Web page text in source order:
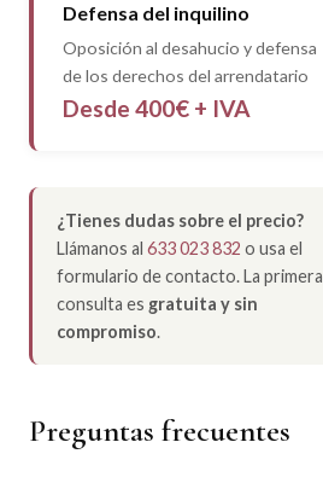
Defensa del inquilino
Oposición al desahucio y defensa
de los derechos del arrendatario
Desde 400€ + IVA
¿Tienes dudas sobre el precio?
Llámanos al 633 023 832 o usa el
formulario de contacto. La primera
consulta es gratuita y sin
compromiso.
Preguntas frecuentes